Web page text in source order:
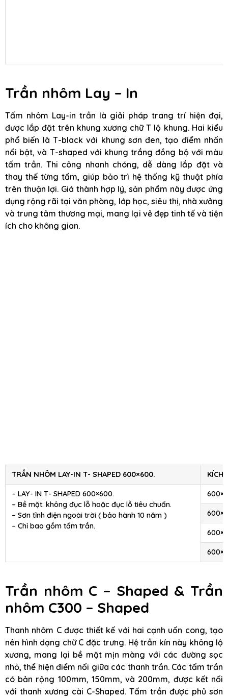
Trần nhôm Lay – In
Tấm nhôm Lay-in trần là giải pháp trang trí hiện đại,
được lắp đặt trên khung xương chữ T lộ khung. Hai kiểu
phổ biến là T-black với khung sơn đen, tạo điểm nhấn
nổi bật, và T-shaped với khung trắng đồng bộ với màu
tấm trần. Thi công nhanh chóng, dễ dàng lắp đặt và
thay thế từng tấm, giúp bảo trì hệ thống kỹ thuật phía
trên thuận lợi. Giá thành hợp lý, sản phẩm này được ứng
dụng rộng rãi tại văn phòng, lớp học, siêu thị, nhà xưởng
và trung tâm thương mại, mang lại vẻ đẹp tinh tế và tiện
ích cho không gian.
TRẦN NHÔM LAY-IN T- SHAPED 600×600. KÍCH
– LAY- IN T- SHAPED 600×600.
– Bề mặt: không đục lỗ hoặc đục lỗ tiêu chuẩn.
– Sơn tĩnh điện ngoài trời ( bảo hành 10 năm )
– Chỉ bao gồm tấm trần.
Trần nhôm C – Shaped & Trần
nhôm C300 – Shaped
Thanh nhôm C được thiết kế với hai cạnh uốn cong, tạo
nên hình dạng chữ C đặc trưng. Hệ trần kín này không lộ
xương, mang lại bề mặt mịn màng với các đường sọc
nhỏ, thể hiện điểm nối giữa các thanh trần. Các tấm trần
có bản rộng 100mm, 150mm, và 200mm, được kết nối
với thanh xương cài C-Shaped. Tấm trần được phủ sơn